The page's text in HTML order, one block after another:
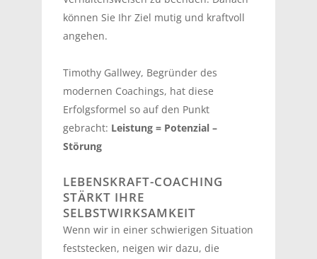
können Sie Ihr Ziel mutig und kraftvoll
angehen.
Timothy Gallwey, Begründer des
modernen Coachings, hat diese
Erfolgsformel so auf den Punkt
gebracht: Leistung = Potenzial –
Störung
LEBENSKRAFT-COACHING
STÄRKT IHRE
SELBSTWIRKSAMKEIT
Wenn wir in einer schwierigen Situation
feststecken, neigen wir dazu, die